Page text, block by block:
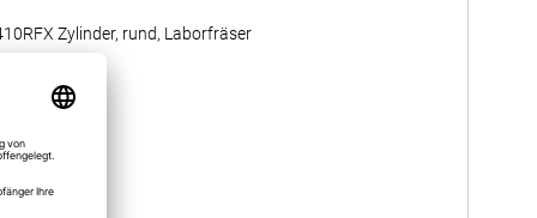
Zylinder, rund, Laborfräser